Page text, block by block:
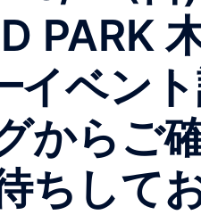
PARK
ト詳
からご
ちして